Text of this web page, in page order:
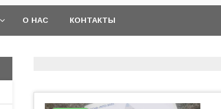
О НАС КОНТАКТЫ